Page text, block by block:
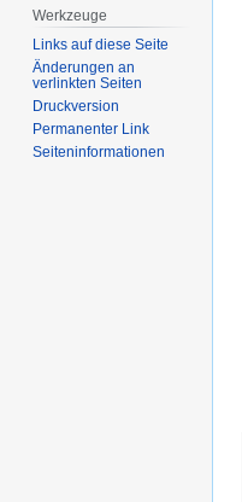
Werkzeuge
Links auf diese Seite
Änderungen an
verlinkten Seiten
Druckversion
Permanenter Link
Seiten­­informationen